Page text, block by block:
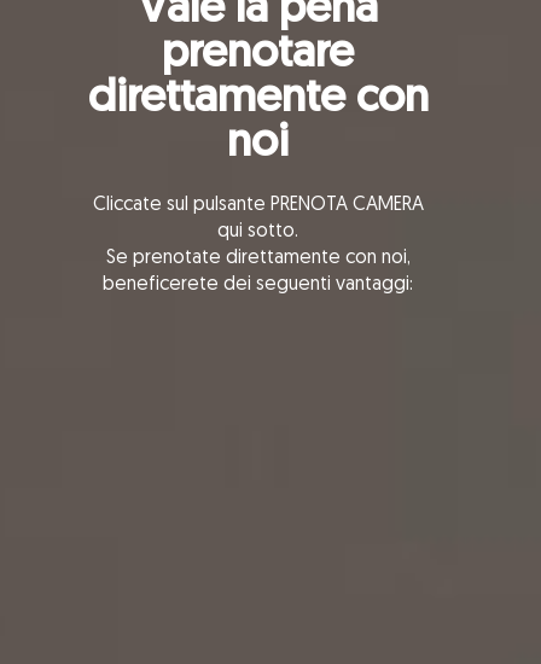
Vale la pena
prenotare
direttamente con
noi
Cliccate sul pulsante PRENOTA CAMERA
qui sotto.
Se prenotate direttamente con noi,
beneficerete dei seguenti vantaggi: